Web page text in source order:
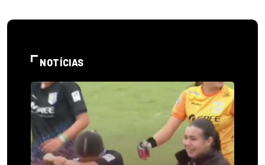
NOTÍCIAS